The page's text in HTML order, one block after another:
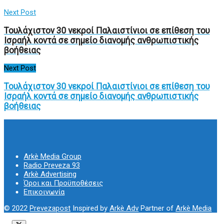
Next Post
Τουλάχιστον 30 νεκροί Παλαιστίνιοι σε επίθεση του
Ισραήλ κοντά σε σημείο διανομής ανθρωπιστικής
βοήθειας
Next Post
Τουλάχιστον 30 νεκροί Παλαιστίνιοι σε επίθεση του
Ισραήλ κοντά σε σημείο διανομής ανθρωπιστικής
βοήθειας
Arkè Media Group
Radio Preveza 93
Arkè Advertising
Όροι και Προϋποθέσεις
Επικοινωνία
© 2022 Prevezapost Inspired by Arkè Adv Partner of Arkè Media